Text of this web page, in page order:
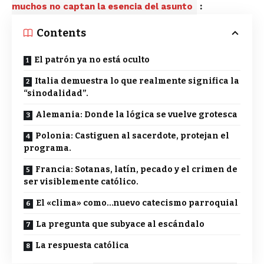
muchos no captan la esencia del asunto
:
Contents
El patrón ya no está oculto
Italia demuestra lo que realmente significa la
“sinodalidad”.
Alemania: Donde la lógica se vuelve grotesca
Polonia: Castiguen al sacerdote, protejan el
programa.
Francia: Sotanas, latín, pecado y el crimen de
ser visiblemente católico.
El «clima» como…nuevo catecismo parroquial
La pregunta que subyace al escándalo
La respuesta católica